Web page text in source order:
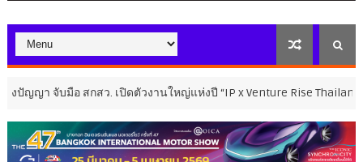
อ สกสว. เปิดตัวงานใหญ่แห่งปี “IP x Venture Rise Thailand 2026”